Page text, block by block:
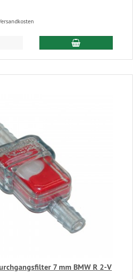
7 mm BMW R 2-V